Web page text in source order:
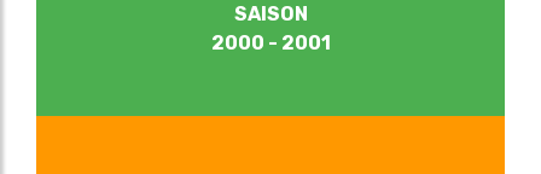
SAISON
2000 - 2001